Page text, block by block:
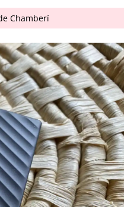
Chamberí